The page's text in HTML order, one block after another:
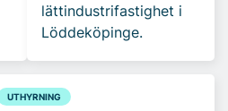
lättindustrifastighet i
Löddeköpinge.
UTHYRNING